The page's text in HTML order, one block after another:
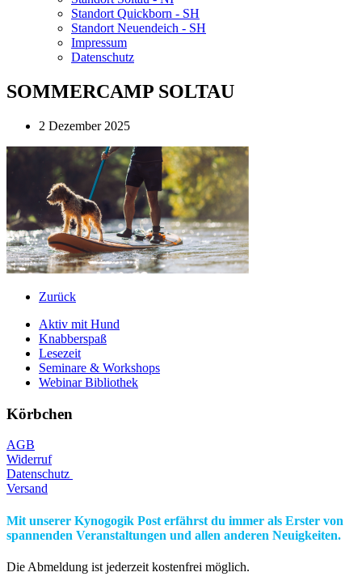
Standort Quickborn - SH
Standort Neuendeich - SH
Impressum
Datenschutz
SOMMERCAMP SOLTAU
2 Dezember 2025
Zurück
Aktiv mit Hund
Knabberspaß
Lesezeit
Seminare & Workshops
Webinar Bibliothek
Körbchen
AGB
Widerruf
Datenschutz
Versand
Mit unserer Kynogogik Post erfährst du immer als Erster von
spannenden Veranstaltungen und allen anderen Neuigkeiten.
Die Abmeldung ist jederzeit kostenfrei möglich.